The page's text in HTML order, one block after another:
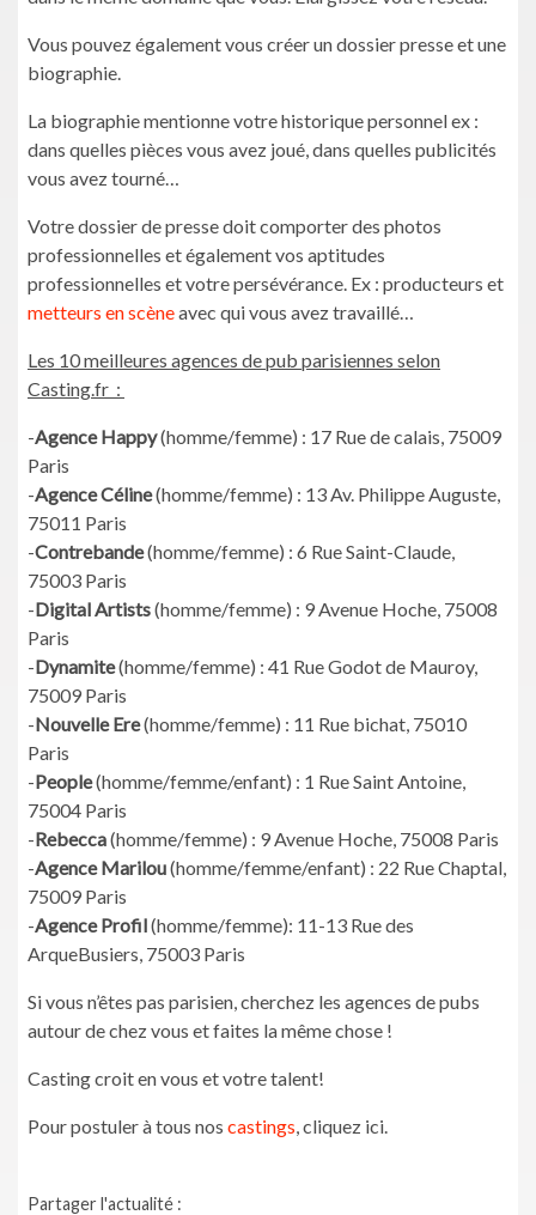
Vous pouvez également vous créer un dossier presse et une
biographie.
La biographie mentionne votre historique personnel ex :
dans quelles pièces vous avez joué, dans quelles publicités
vous avez tourné…
Votre dossier de presse doit comporter des photos
professionnelles et également vos aptitudes
professionnelles et votre persévérance. Ex : producteurs et
metteurs en scèneavec qui vous avez travaillé…
Les 10 meilleures agences de pub parisiennes selon
Casting.fr :
-Agence Happy(homme/femme) : 17 Rue de calais, 75009
Paris
-Agence Céline(homme/femme) : 13 Av. Philippe Auguste,
75011 Paris
-Contrebande(homme/femme) : 6 Rue Saint-Claude,
75003 Paris
-Digital Artists(homme/femme) : 9 Avenue Hoche, 75008
Paris
-Dynamite(homme/femme) : 41 Rue Godot de Mauroy,
75009 Paris
-Nouvelle Ere(homme/femme) : 11 Rue bichat, 75010
Paris
-People(homme/femme/enfant) : 1 Rue Saint Antoine,
75004 Paris
-Rebecca(homme/femme) : 9 Avenue Hoche, 75008 Paris
-Agence Marilou(homme/femme/enfant) : 22 Rue Chaptal,
75009 Paris
-Agence Profil(homme/femme): 11-13 Rue des
ArqueBusiers, 75003 Paris
Si vous n’êtes pas parisien, cherchez les agences de pubs
autour de chez vous et faites la même chose !
Casting croit en vous et votre talent!
Pour postuler à tous nos castings, cliquez ici.
Partager l'actualité :